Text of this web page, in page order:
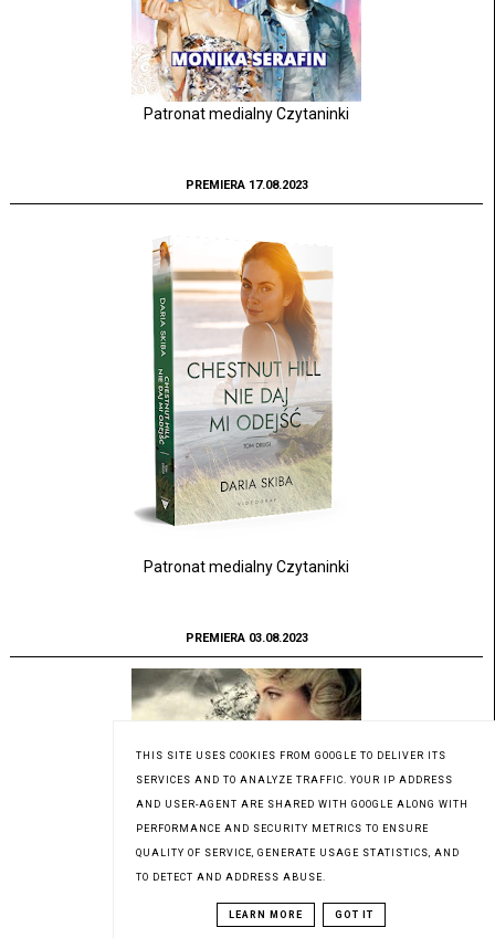
Patronat medialny Czytaninki
PREMIERA 17.08.2023
Patronat medialny Czytaninki
PREMIERA 03.08.2023
THIS SITE USES COOKIES FROM GOOGLE TO DELIVER ITS
SERVICES AND TO ANALYZE TRAFFIC. YOUR IP ADDRESS
AND USER-AGENT ARE SHARED WITH GOOGLE ALONG WITH
PERFORMANCE AND SECURITY METRICS TO ENSURE
QUALITY OF SERVICE, GENERATE USAGE STATISTICS, AND
TO DETECT AND ADDRESS ABUSE.
LEARN MORE GOT IT